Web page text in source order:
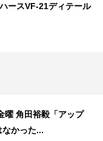
ースVF-21ディテール
曜 角田裕毅「アップ
かった...